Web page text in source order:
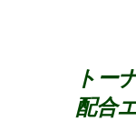
トー
配合